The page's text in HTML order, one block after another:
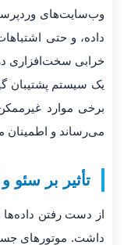
وب‌سایت‌های
داده، و حتی
خرابی سخت‌افزاری
یک سیستم پشتیبان
برخی موارد
می‌رساند و
تأثیر بر سئو
داشت. موتورهای